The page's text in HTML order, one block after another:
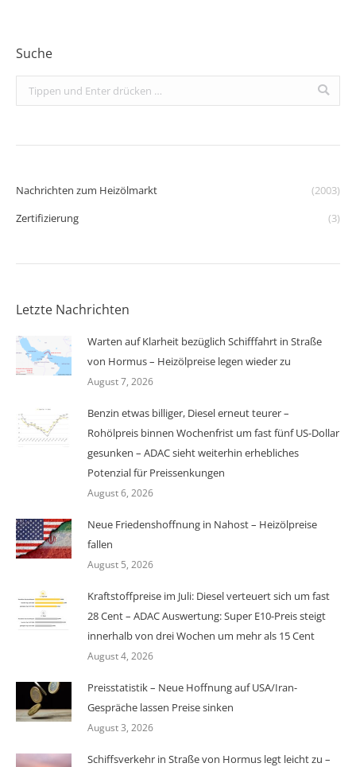
Suche
Search:
Nachrichten zum Heizölmarkt
(2003)
Zertifizierung
(3)
Letzte Nachrichten
Warten auf Klarheit bezüglich Schifffahrt in Straße
von Hormus – Heizölpreise legen wieder zu
August 7, 2026
Benzin etwas billiger, Diesel erneut teurer –
Rohölpreis binnen Wochenfrist um fast fünf US-Dollar
gesunken – ADAC sieht weiterhin erhebliches
Potenzial für Preissenkungen
August 6, 2026
Neue Friedenshoffnung in Nahost – Heizölpreise
fallen
August 5, 2026
Kraftstoffpreise im Juli: Diesel verteuert sich um fast
28 Cent – ADAC Auswertung: Super E10-Preis steigt
innerhalb von drei Wochen um mehr als 15 Cent
August 4, 2026
Preisstatistik – Neue Hoffnung auf USA/Iran-
Gespräche lassen Preise sinken
August 3, 2026
Schiffsverkehr in Straße von Hormus legt leicht zu –